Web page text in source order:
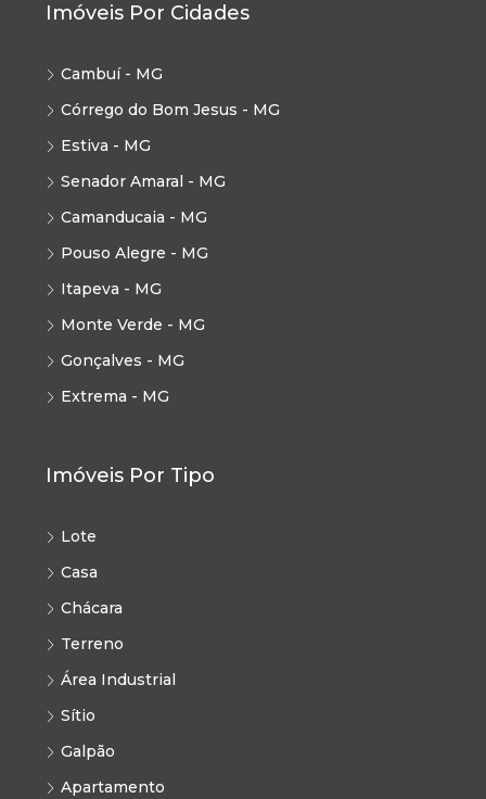
Imóveis Por Cidades
Cambuí - MG
Córrego do Bom Jesus - MG
Estiva - MG
Senador Amaral - MG
Camanducaia - MG
Pouso Alegre - MG
Itapeva - MG
Monte Verde - MG
Gonçalves - MG
Extrema - MG
Imóveis Por Tipo
Lote
Casa
Chácara
Terreno
Área Industrial
Sítio
Galpão
Apartamento